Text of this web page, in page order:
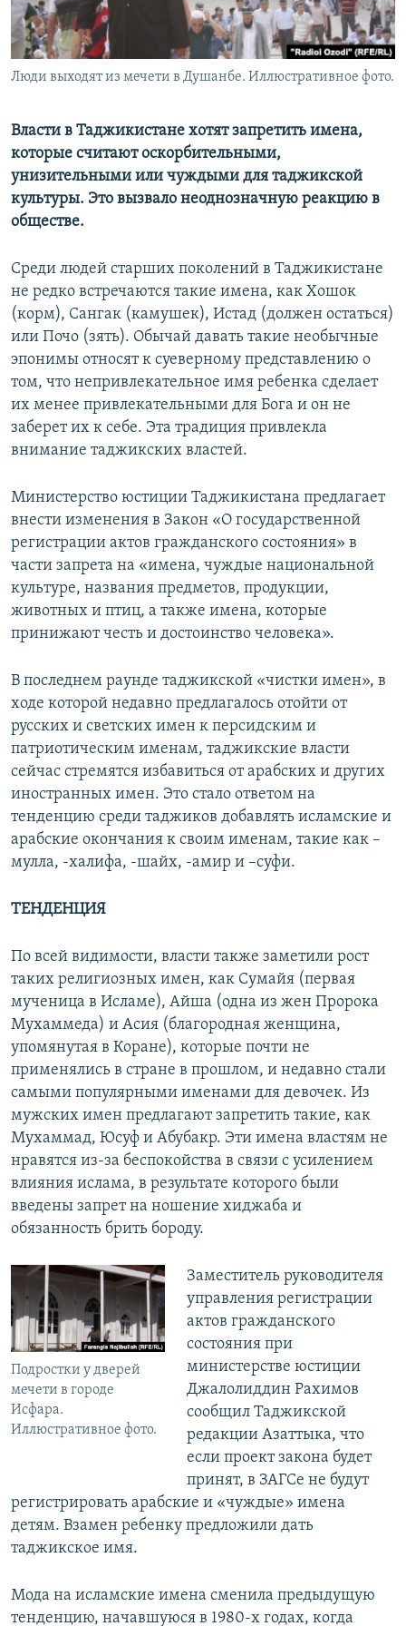
Люди выходят из мечети в Душанбе. Иллюстративное фото.
Власти в Таджикистане хотят запретить имена,
которые считают оскорбительными,
унизительными или чуждыми для таджикской
культуры. Это вызвало неоднозначную реакцию в
обществе.
Среди людей старших поколений в Таджикистане
не редко встречаются такие имена, как Хошок
(корм), Сангак (камушек), Истад (должен остаться)
или Почо (зять). Обычай давать такие необычные
эпонимы относят к суеверному представлению о
том, что непривлекательное имя ребенка сделает
их менее привлекательными для Бога и он не
заберет их к себе. Эта традиция привлекла
внимание таджикских властей.
Министерство юстиции Таджикистана предлагает
внести изменения в Закон «О государственной
регистрации актов гражданского состояния» в
части запрета на «имена, чуждые национальной
культуре, названия предметов, продукции,
животных и птиц, а также имена, которые
принижают честь и достоинство человека».
В последнем раунде таджикской «чистки имен», в
ходе которой недавно предлагалось отойти от
русских и светских имен к персидским и
патриотическим именам, таджикские власти
сейчас стремятся избавиться от арабских и других
иностранных имен. Это стало ответом на
тенденцию среди таджиков добавлять исламские и
арабские окончания к своим именам, такие как –
мулла, -халифа, -шайх, -амир и –суфи.
ТЕНДЕНЦИЯ
По всей видимости, власти также заметили рост
таких религиозных имен, как Сумайя (первая
мученица в Исламе), Айша (одна из жен Пророка
Мухаммеда) и Асия (благородная женщина,
упомянутая в Коране), которые почти не
применялись в стране в прошлом, и недавно стали
самыми популярными именами для девочек. Из
мужских имен предлагают запретить такие, как
Мухаммад, Юсуф и Абубакр. Эти имена властям не
нравятся из-за беспокойства в связи с усилением
влияния ислама, в результате которого были
введены запрет на ношение хиджаба и
обязанность брить бороду.
Подростки у дверей
мечети в городе
Исфара.
Иллюстративное фото.
Заместитель руководителя
управления регистрации
актов гражданского
состояния при
министерстве юстиции
Джалолиддин Рахимов
сообщил Таджикской
редакции Азаттыка, что
если проект закона будет
принят, в ЗАГСе не будут
регистрировать арабские и «чуждые» имена
детям. Взамен ребенку предложили дать
таджикское имя.
Мода на исламские имена сменила предыдущую
тенденцию, начавшуюся в 1980-х годах, когда